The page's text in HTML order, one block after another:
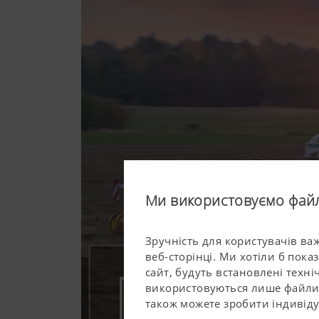
Ми використовуємо
Зручність для користувачів
веб-сторінці. Ми хотіли б
сайт, будуть встановлені
використовуються лише
також можете зробити